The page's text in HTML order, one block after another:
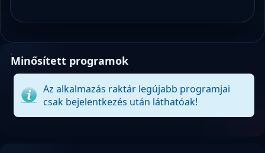
Minősített programok
Az alkalmazás raktár legújabb programjai
csak bejelentkezés után láthatóak!